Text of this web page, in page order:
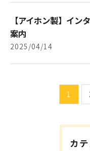
【アイホン製】イン
案内
2025/04/14
1
カ